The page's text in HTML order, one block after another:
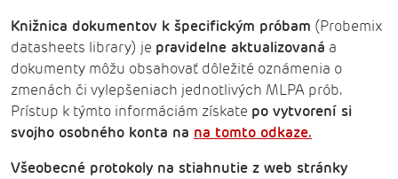
Knižnica dokumentov k špecifickým próbam (Probemix
datasheets library) je pravidelne aktualizovaná a
dokumenty môžu obsahovať dôležité oznámenia o
zmenách či vylepšeniach jednotlivých MLPA prób.
Prístup k týmto informáciám získate po vytvorení si
svojho osobného konta na na tomto odkaze.
Všeobecné protokoly na stiahnutie z web stránky